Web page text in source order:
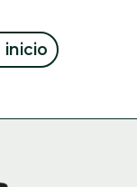
inicio